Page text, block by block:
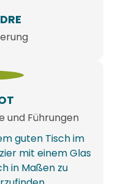
und Führungen
guten Tisch im
mit einem Glas
in Maßen zu